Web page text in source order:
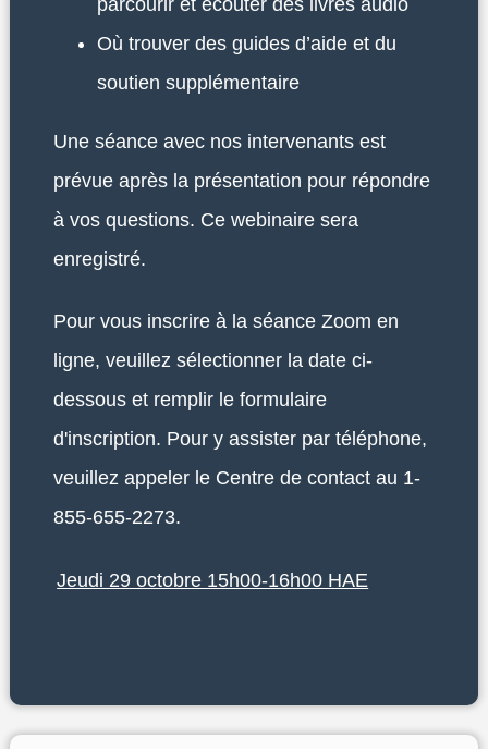
Où trouver des guides d’aide et du
soutien supplémentaire
Une séance avec nos intervenants est
prévue après la présentation pour répondre
à vos questions. Ce webinaire sera
enregistré.
Pour vous inscrire à la séance Zoom en
ligne, veuillez sélectionner la date ci-
dessous et remplir le formulaire
d'inscription. Pour y assister par téléphone,
veuillez appeler le Centre de contact au 1-
855-655-2273.
Jeudi 29 octobre 15h00-16h00 HAE